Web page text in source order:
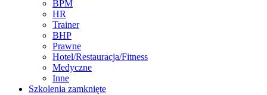
BPM
HR
Trainer
BHP
Prawne
Hotel/Restauracja/Fitness
Medyczne
Inne
Szkolenia zamknięte